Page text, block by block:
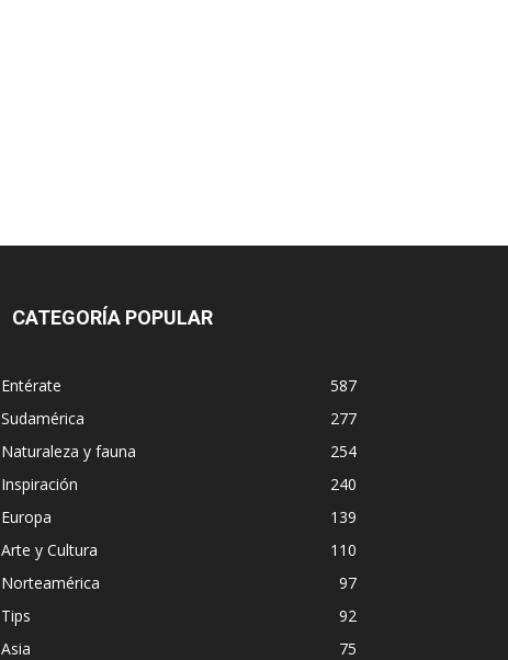
CATEGORÍA POPULAR
Entérate
587
Sudamérica
277
Naturaleza y fauna
254
Inspiración
240
Europa
139
Arte y Cultura
110
Norteamérica
97
Tips
92
Asia
75